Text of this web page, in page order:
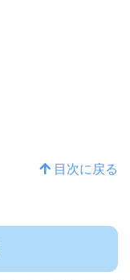
目次に戻る